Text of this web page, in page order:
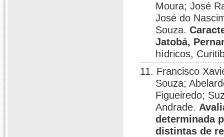
Moura; José
José do
Souza.
Jatobá,
hídricos,
11. Francisco
Souza;
Figueiredo;
Andrade.
determinada
distintas de